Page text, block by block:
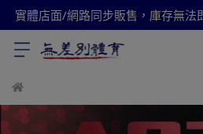
實體店面/網路同步販售，庫存無法